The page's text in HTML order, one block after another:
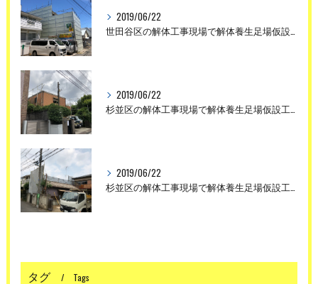
2019/06/22
世田谷区の解体工事現場で解体養生足場仮設工事を行いました。
2019/06/22
杉並区の解体工事現場で解体養生足場仮設工事を行いました。
2019/06/22
杉並区の解体工事現場で解体養生足場仮設工事を行いました。
タグ Tags